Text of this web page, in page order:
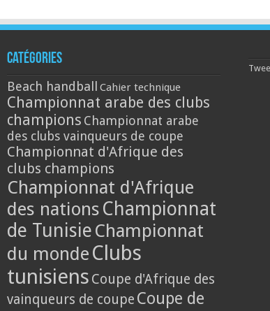
Catégories
Beach handball Cahier technique
Championnat arabe des clubs
champions Championnat arabe
des clubs vainqueurs de coupe
Championnat d'Afrique des
clubs champions
Championnat d'Afrique
des nations Championnat
de Tunisie Championnat
du monde Clubs
tunisiens Coupe d'Afrique des
vainqueurs de coupe Coupe de